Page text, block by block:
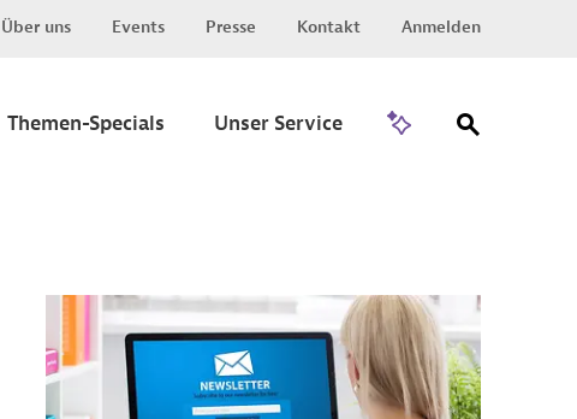
Über uns Events Presse Kontakt Anmelden
Themen-Specials Unser Service